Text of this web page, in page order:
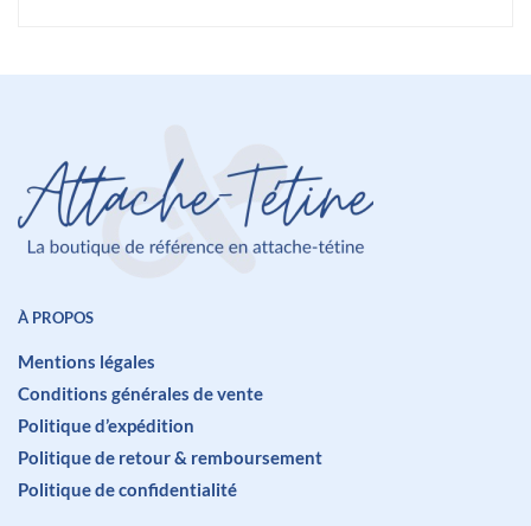
À PROPOS
Mentions légales
Conditions générales de vente
Politique d’expédition
Politique de retour & remboursement
Politique de confidentialité